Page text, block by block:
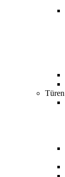
Türen